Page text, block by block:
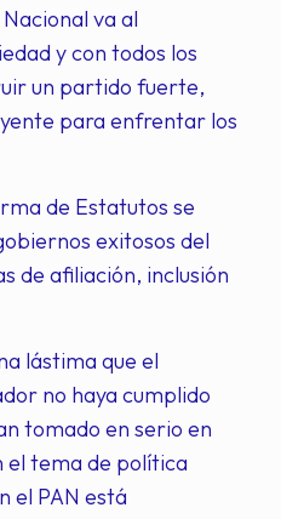
va al
y con todos los
un partido fuerte,
para enfrentar los
de Estatutos se
exitosos del
de afiliación, inclusión
lástima que el
no haya cumplido
tomado en serio en
el tema de política
el PAN está